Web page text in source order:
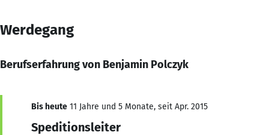
Werdegang
Berufserfahrung von Benjamin Polczyk
Bis heute 11 Jahre und 5 Monate, seit Apr. 2015
Speditionsleiter